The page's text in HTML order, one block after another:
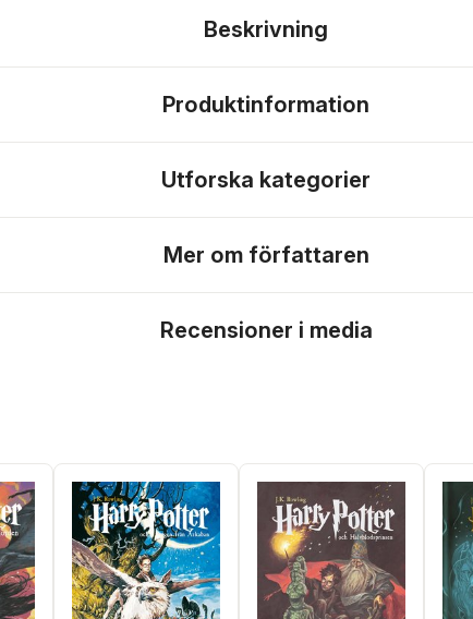
Beskrivning
Produktinformation
Utforska kategorier
Mer om författaren
Recensioner i media